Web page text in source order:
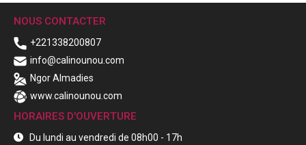
NOUS CONTACTER
+221338200807
info@calinounou.com
Ngor Almadies
www.calinounou.com
HORAIRES D'OUVERTURE
Du lundi au vendredi de 08h00 - 17h